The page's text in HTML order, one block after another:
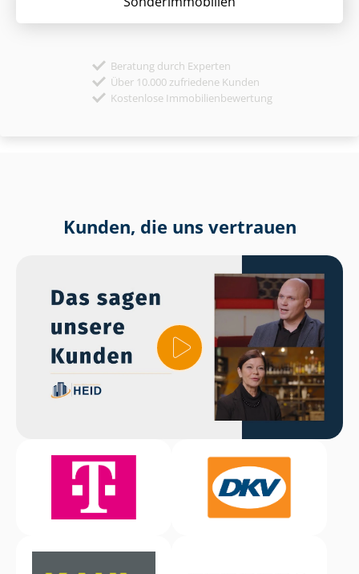
Beratung durch Experten
Über 10.000 zufriedene Kunden
Kostenlose Immobilienbewertung
Kunden, die uns vertrauen